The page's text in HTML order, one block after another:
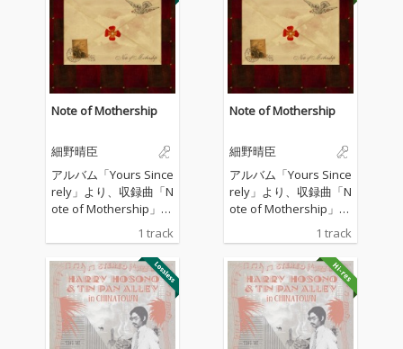
Note of Mothership
細野晴臣
アルバム「Yours Since
rely」より、収録曲「N
ote of Mothership」を
1 track
Note of Mothership
細野晴臣
アルバム「Yours Since
rely」より、収録曲「N
ote of Mothership」を
1 track